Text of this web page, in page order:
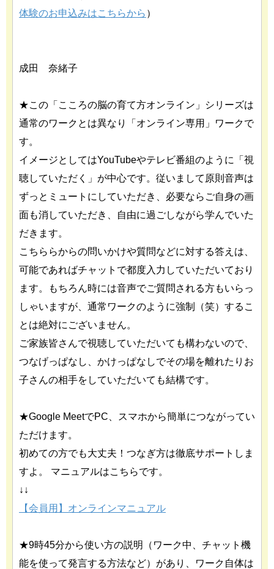
体験のお申込みはこちらから ）
成田 奈緒子
★この「こころの脳の育て方オンライン」シリーズは
通常のワークとは異なり「オンライン専用」ワークで
す。
イメージとしてはYouTubeやテレビ番組のように「視
聴していただく」が中心です。従いまして原則音声は
ずっとミュートにしていただき、必要ならご自身の画
面も消していただき、自由に過ごしながら学んでいた
だきます。
こちららからの問いかけや質問などに対する答えは、
可能であればチャットで都度入力していただいており
ます。もちろん時には音声でご質問される方もいらっ
しゃいますが、通常ワークのように強制（笑）するこ
とは絶対にございません。
ご家族皆さんで視聴していただいても構わないので、
つなげっぱなし、かけっぱなしでその場を離れたりお
子さんの相手をしていただいても結構です。
★Google MeetでPC、スマホから簡単につながってい
ただけます。
初めての方でも大丈夫！つなぎ方は徹底サポートしま
すよ。 マニュアルはこちらです。
↓↓
【会員用】オンラインマニュアル
★9時45分から使い方の説明（ワーク中、チャット機
能を使って発言する方法など）があり、ワーク自体は